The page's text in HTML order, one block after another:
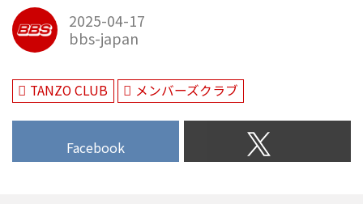
2025-04-17
bbs-japan
TANZO CLUB メンバーズクラブ
Facebook